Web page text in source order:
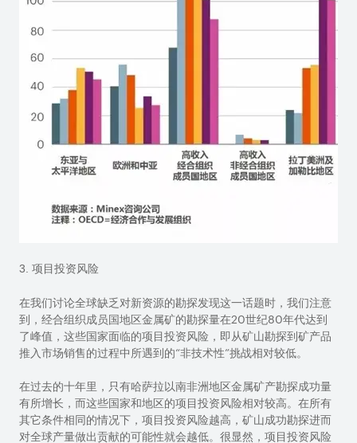
3. 项目投资风险
在我们讨论全球缺乏对新资源的勘探发现这一话题时，我们注意
到，经合组织成员国地区金属矿的勘探量在20世纪80年代达到
了峰值，这些国家面临的项目投资风险，即从矿山勘探到矿产品
推入市场销售的过程中所遇到的“非技术性”挑战相对较低。
在过去的十年里，只有哈萨拉以南非洲地区金属矿产勘探成功量
有所增长，而这些国家和地区的项目投资风险相对较高。在所有
其它条件相同的情况下，项目投资风险越高，矿山成功勘探进而
对全球产量做出贡献的可能性就会越低。很显然，项目投资风险